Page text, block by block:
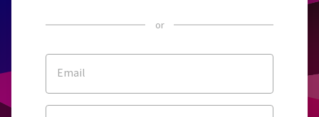
or
Email